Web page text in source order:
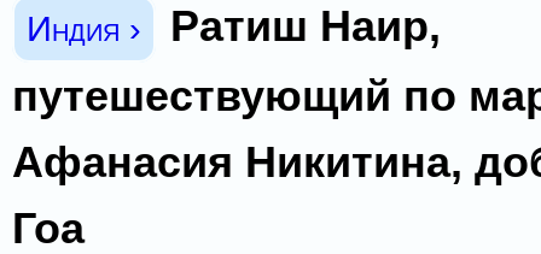
Индия ›
Ратиш Наир,
путешествующий по
Афанасия Никитина,
Гоа